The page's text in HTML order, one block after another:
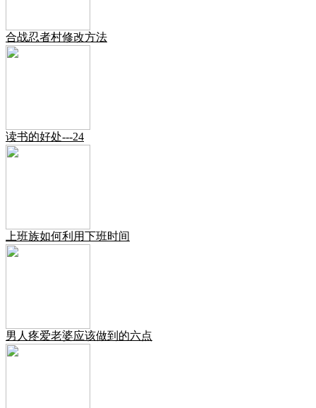
合战忍者村修改方法
读书的好处---24
上班族如何利用下班时间
男人疼爱老婆应该做到的六点